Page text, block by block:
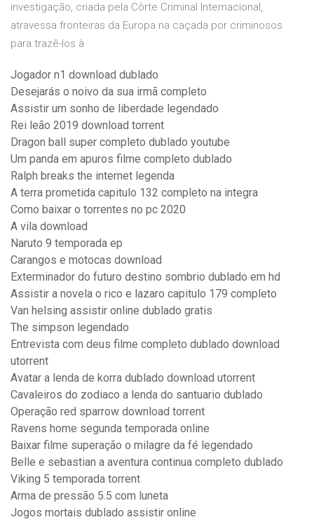
investigação, criada pela Côrte Criminal Internacional,
atravessa fronteiras da Europa na caçada por criminosos
para trazê-los à
Jogador n1 download dublado
Desejarás o noivo da sua irmã completo
Assistir um sonho de liberdade legendado
Rei leão 2019 download torrent
Dragon ball super completo dublado youtube
Um panda em apuros filme completo dublado
Ralph breaks the internet legenda
A terra prometida capitulo 132 completo na integra
Como baixar o torrentes no pc 2020
A vila download
Naruto 9 temporada ep
Carangos e motocas download
Exterminador do futuro destino sombrio dublado em hd
Assistir a novela o rico e lazaro capitulo 179 completo
Van helsing assistir online dublado gratis
The simpson legendado
Entrevista com deus filme completo dublado download
utorrent
Avatar a lenda de korra dublado download utorrent
Cavaleiros do zodiaco a lenda do santuario dublado
Operação red sparrow download torrent
Ravens home segunda temporada online
Baixar filme superação o milagre da fé legendado
Belle e sebastian a aventura continua completo dublado
Viking 5 temporada torrent
Arma de pressão 5.5 com luneta
Jogos mortais dublado assistir online